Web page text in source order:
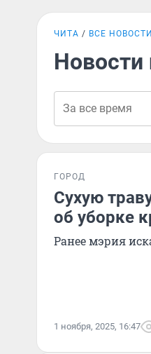
ЧИТА ВСЕ НОВОСТИ
Новости
ГОРОД
Сухую
об уборке
Ранее мэрия
1 ноября, 2025, 16:47